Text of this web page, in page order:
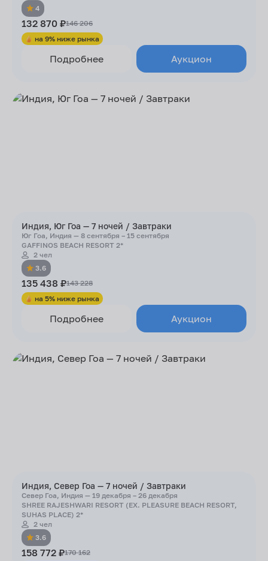
4
132 870 ₽146 206
на 9% ниже рынка
Подробнее Аукцион
Индия, Юг Гоа — 7 ночей / Завтраки
Юг Гоа, Индия — 8 сентября – 15 сентября
GAFFINOS BEACH RESORT 2*
2 чел
3.6
135 438 ₽143 228
на 5% ниже рынка
Подробнее Аукцион
Индия, Север Гоа — 7 ночей / Завтраки
Север Гоа, Индия — 19 декабря – 26 декабря
SHREE RAJESHWARI RESORT (EX. PLEASURE BEACH RESORT,
SUHAS PLACE) 2*
2 чел
3.6
158 772 ₽170 162